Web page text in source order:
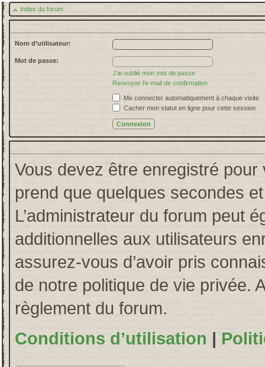
Index du forum
Nom d’utilisateur:
Mot de passe:
J’ai oublié mon mot de passe
Renvoyer l’e-mail de confirmation
Me connecter automatiquement à chaque visite
Cacher mon statut en ligne pour cette session
Vous devez être enregistré pour
prend que quelques secondes
L’administrateur du forum peut
additionnelles aux utilisateurs
assurez-vous d’avoir pris
de notre politique de vie privée.
règlement du forum.
Conditions d’utilisation |